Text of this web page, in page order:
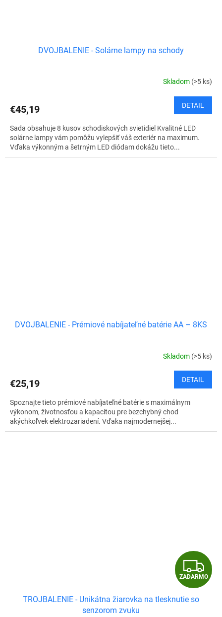
DVOJBALENIE - Solárne lampy na schody
Skladom (>5 ks)
€45,19 DETAIL
Sada obsahuje 8 kusov schodiskových svietidiel Kvalitné LED
solárne lampy vám pomôžu vylepšiť váš exteriér na maximum.
Vďaka výkonným a šetrným LED diódam dokážu tieto...
DVOJBALENIE - Prémiové nabíjateľné batérie AA – 8KS
Skladom (>5 ks)
€25,19 DETAIL
Spoznajte tieto prémiové nabíjateľné batérie s maximálnym
výkonom, životnosťou a kapacitou pre bezchybný chod
akýchkoľvek elektrozariadení. Vďaka najmodernejšej...
Z
A
ZADARMO
TROJBALENIE - Unikátna žiarovka na tlesknutie so
senzorom zvuku